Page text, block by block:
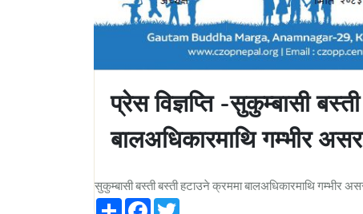
प्रेस विज्ञप्ति -सुकुम्बासी
बालअधिकारमाथि गम्भीर असर
सुकुम्बासी बस्ती बस्ती हटाउने क्रममा बालअधिकारमाथि गम्भीर
ShareFacebook